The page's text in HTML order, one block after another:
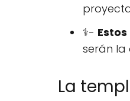
⚕️-
serán la
La